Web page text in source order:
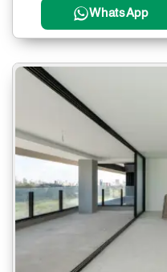
WhatsApp